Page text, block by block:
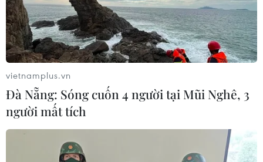
05/08/2026 23:47
Đức điều tra vụ UAV gắn thuốc nổ
xuất hiện tại sân bay
05/08/2026 23:43
trưởng Eurozone
vietnamplus.vn
Đà Nẵng: Sóng cuốn 4 người tại Mũi Nghê, 3
người mất tích